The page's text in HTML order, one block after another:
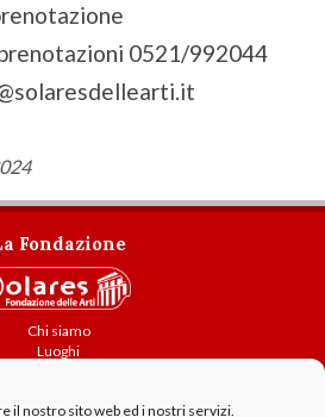
il nostro sito web ed i nostri servizi.
0521/992044
Fondazione
Chi siamo
Luoghi
Contatti